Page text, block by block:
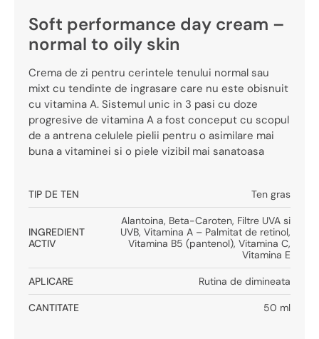
Soft performance day cream –
normal to oily skin
Crema de zi pentru cerintele tenului normal sau
mixt cu tendinte de ingrasare care nu este obisnuit
cu vitamina A. Sistemul unic in 3 pasi cu doze
progresive de vitamina A a fost conceput cu scopul
de a antrena celulele pielii pentru o asimilare mai
buna a vitaminei si o piele vizibil mai sanatoasa
TIP DE TEN Ten gras
INGREDIENT
ACTIV
Alantoina, Beta-Caroten, Filtre UVA si
UVB, Vitamina A – Palmitat de retinol,
Vitamina B5 (pantenol), Vitamina C,
Vitamina E
APLICARE Rutina de dimineata
CANTITATE 50 ml